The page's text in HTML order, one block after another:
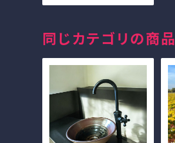
同じカテゴリの商品